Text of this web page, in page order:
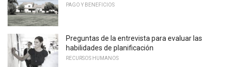
PAGO Y BENEFICIOS
Preguntas de la entrevista para evaluar las
habilidades de planificación
RECURSOS HUMANOS